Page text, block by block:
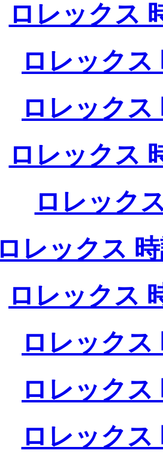
ロレックス
ロレックス
ロレックス
ロレックス
ロレック
ロレックス
ロレックス
ロレックス
ロレックス
ロレックス